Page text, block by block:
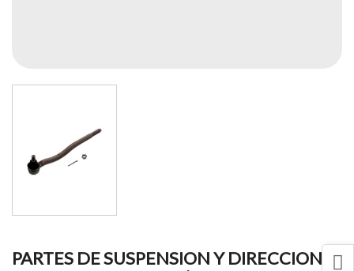
PARTES DE SUSPENSION Y DIRECCION